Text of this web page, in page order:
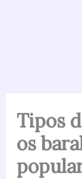
Tipos
os